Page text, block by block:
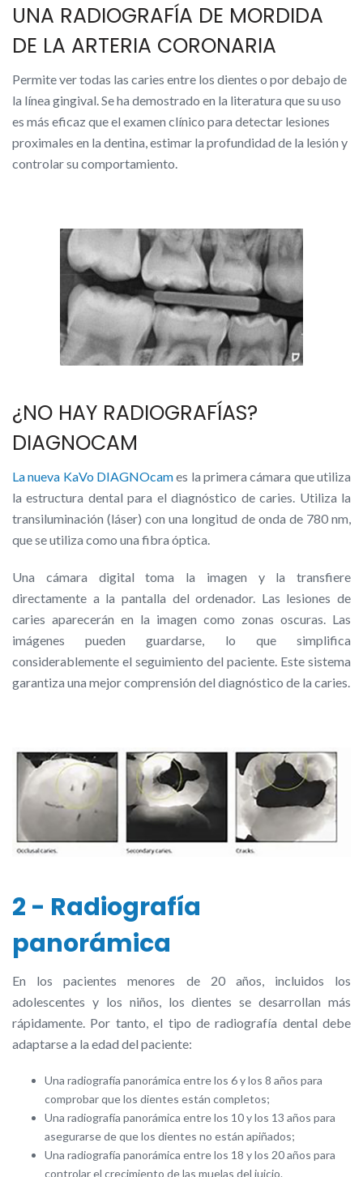
UNA RADIOGRAFÍA DE MORDIDA
DE LA ARTERIA CORONARIA
Permite ver todas las caries entre los dientes o por debajo de
la línea gingival. Se ha demostrado en la literatura que su uso
es más eficaz que el examen clínico para detectar lesiones
proximales en la dentina, estimar la profundidad de la lesión y
controlar su comportamiento.
¿NO HAY RADIOGRAFÍAS?
DIAGNOCAM
La nueva KaVo DIAGNOcames la primera cámara que utiliza
la estructura dental para el diagnóstico de caries. Utiliza la
transiluminación (láser) con una longitud de onda de 780 nm,
que se utiliza como una fibra óptica.
Una cámara digital toma la imagen y la transfiere
directamente a la pantalla del ordenador. Las lesiones de
caries aparecerán en la imagen como zonas oscuras. Las
imágenes pueden guardarse, lo que simplifica
considerablemente el seguimiento del paciente. Este sistema
garantiza una mejor comprensión del diagnóstico de la caries.
2 - Radiografía
panorámica
En los pacientes menores de 20 años, incluidos los
adolescentes y los niños, los dientes se desarrollan más
rápidamente. Por tanto, el tipo de radiografía dental debe
adaptarse a la edad del paciente:
Una radiografía panorámica entre los 6 y los 8 años para
comprobar que los dientes están completos;
Una radiografía panorámica entre los 10 y los 13 años para
asegurarse de que los dientes no están apiñados;
Una radiografía panorámica entre los 18 y los 20 años para
controlar el crecimiento de las muelas del juicio.